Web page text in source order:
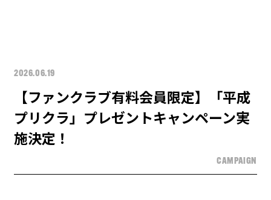
2026.06.19
【ファンクラブ有料会員限定】「平成
プリクラ」プレゼントキャンペーン実
施決定！
CAMPAIGN